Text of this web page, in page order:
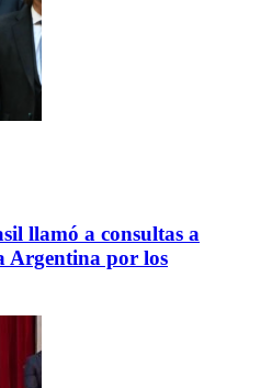
llamó a consultas a
Argentina por los